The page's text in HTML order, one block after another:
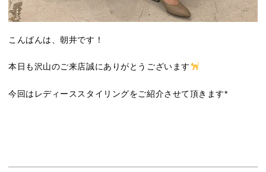
こんばんは、朝井です！
本日も沢山のご来店誠にありがとうございます
今回はレディーススタイリングをご紹介させて頂きます*